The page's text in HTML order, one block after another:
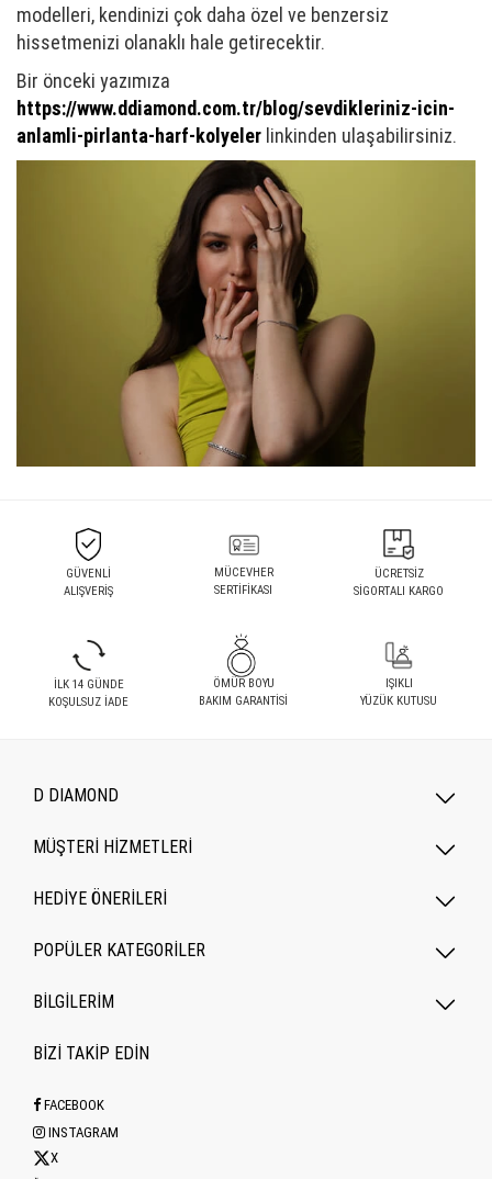
modelleri, kendinizi çok daha özel ve benzersiz
hissetmenizi olanaklı hale getirecektir.
Bir önceki yazımıza
https://www.ddiamond.com.tr/blog/sevdikleriniz-icin-
anlamli-pirlanta-harf-kolyeler linkinden ulaşabilirsiniz.
GÜVENLİ
ALIŞVERİŞ
MÜCEVHER
SERTİFİKASI
ÜCRETSİZ
SİGORTALI KARGO
İLK 14 GÜNDE
KOŞULSUZ İADE
ÖMÜR BOYU
BAKIM GARANTİSİ
IŞIKLI
YÜZÜK KUTUSU
D DIAMOND
MÜŞTERİ HİZMETLERİ
HEDİYE ÖNERİLERİ
POPÜLER KATEGORILER
BİLGİLERİM
BİZİ TAKİP EDİN
FACEBOOK
INSTAGRAM
X